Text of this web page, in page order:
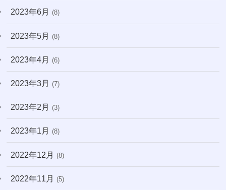
2023年6月 (8)
2023年5月 (8)
2023年4月 (6)
2023年3月 (7)
2023年2月 (3)
2023年1月 (8)
2022年12月 (8)
2022年11月 (5)